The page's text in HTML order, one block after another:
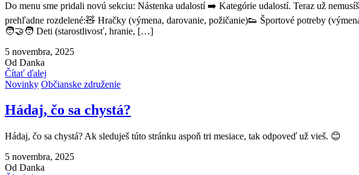
Do menu sme pridali novú sekciu: Nástenka udalostí ➡️ Kategórie udalostí. Teraz už
prehľadne rozdelené:🧸 Hračky (výmena, darovanie, požičanie)👟 Športové potreby
🧑‍🤝‍🧑 Deti (starostlivosť, hranie, […]
5 novembra, 2025
Od Danka
Čítať ďalej
Novinky Občianske združenie
Hádaj, čo sa chystá?
Hádaj, čo sa chystá? Ak sleduješ túto stránku aspoň tri mesiace, tak odpoveď už vieš. 😊
5 novembra, 2025
Od Danka